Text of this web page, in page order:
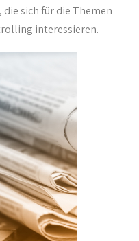
sich für die Themen
interessieren.